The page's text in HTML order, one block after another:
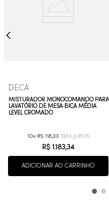
DECA
MISTURADOR MONOCOMANDO PARA
LAVATÓRIO DE MESA BICA MÉDIA
LEVEL CROMADO
10 R$ 118,33
R$ 1 .183,34
ADICIONAR AO CARRINHO